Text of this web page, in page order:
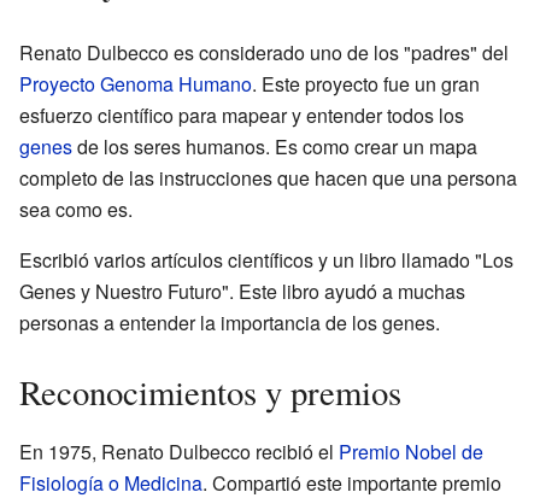
Renato Dulbecco es considerado uno de los "padres" del
Proyecto Genoma Humano. Este proyecto fue un gran
esfuerzo científico para mapear y entender todos los
genesde los seres humanos. Es como crear un mapa
completo de las instrucciones que hacen que una persona
sea como es.
Escribió varios artículos científicos y un libro llamado "Los
Genes y Nuestro Futuro". Este libro ayudó a muchas
personas a entender la importancia de los genes.
Reconocimientos y premios
En 1975, Renato Dulbecco recibió el Premio Nobel de
Fisiología o Medicina. Compartió este importante premio